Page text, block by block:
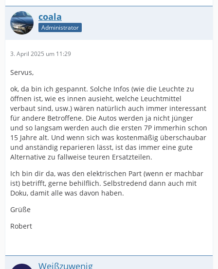
coala
Administrator
3. April 2025 um 11:29
Servus,
ok, da bin ich gespannt. Solche Infos (wie die Leuchte zu
öffnen ist, wie es innen ausieht, welche Leuchtmittel
verbaut sind, usw.) wären natürlich auch immer interessant
für andere Betroffene. Die Autos werden ja nicht jünger
und so langsam werden auch die ersten 7P immerhin schon
15 Jahre alt. Und wenn sich was kostenmäßig überschaubar
und anständig reparieren lässt, ist das immer eine gute
Alternative zu fallweise teuren Ersatzteilen.
Ich bin dir da, was den elektrischen Part (wenn er machbar
ist) betrifft, gerne behilflich. Selbstredend dann auch mit
Doku, damit alle was davon haben.
Grüße
Robert
Weißzuwenig